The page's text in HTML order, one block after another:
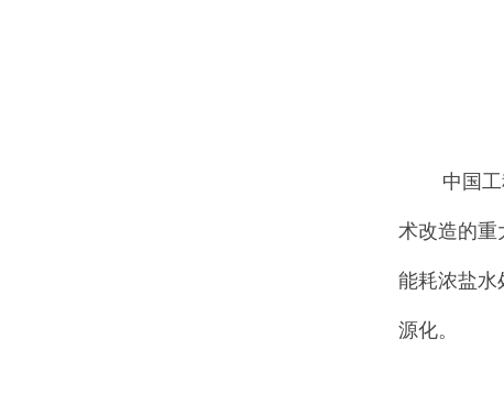
中国工程
术改造的重
能耗浓盐水
源化。